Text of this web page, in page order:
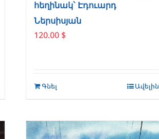
հեղինակ՝ Էդուարդ
Ներսիսյան
120.00 $
Գնել Ավելին